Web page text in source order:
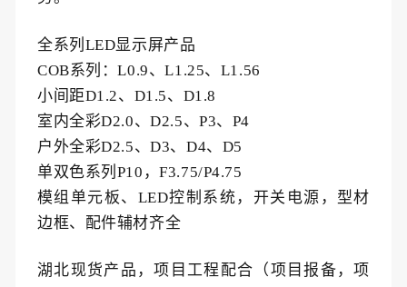
全系列LED显示屏产品
COB系列：L0.9、L1.25、L1.56
小间距D1.2、D1.5、D1.8
室内全彩D2.0、D2.5、P3、P4
户外全彩D2.5、D3、D4、D5
单双色系列P10，F3.75/P4.75
模组单元板、LED控制系统，开关电源，型材
边框、配件辅材齐全
湖北现货产品，项目工程配合（项目报备，项